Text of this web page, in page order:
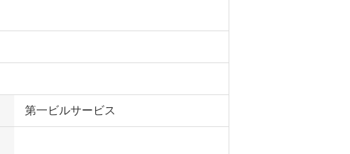
第一ビルサービス